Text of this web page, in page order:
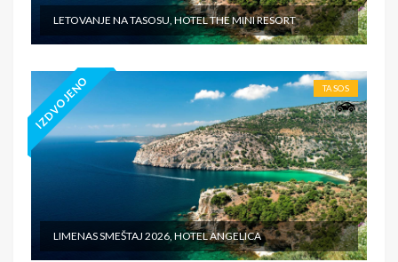
LETOVANJE NA TASOSU, HOTEL THE MINI RESORT
IZDVOJENO TASOS
LIMENAS SMEŠTAJ 2026, HOTEL ANGELICA